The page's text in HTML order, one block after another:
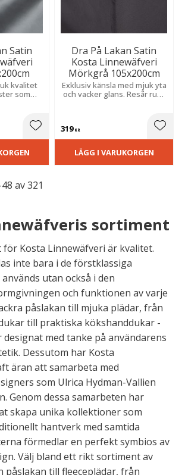
Satin
kvalitet
som
Lägg till i favoriter
Dra På Lakan Satin
Kosta Linnewäfveri
Mörkgrå 105x200cm
Exklusiv känsla med mjuk yta
och vacker glans. Resår runt
319KR
LÄGG I VARUKORGEN
48 av321
sortiment
för Kosta Linnewäfveri är kvalitet.
inte bara i de förstklassiga
utan också i den
och funktionen av varje
påslakan till mjuka plädar, från
till praktiska kökshanddukar -
med tanke på användarens
Dessutom har Kosta
äran att samarbeta med
som Ulrica Hydman-Vallien
Genom dessa samarbeten har
skapa unika kollektioner som
hantverk med samtida
förmedlar en perfekt symbios av
Välj bland ett rikt sortiment av
till fleeceplädar, från